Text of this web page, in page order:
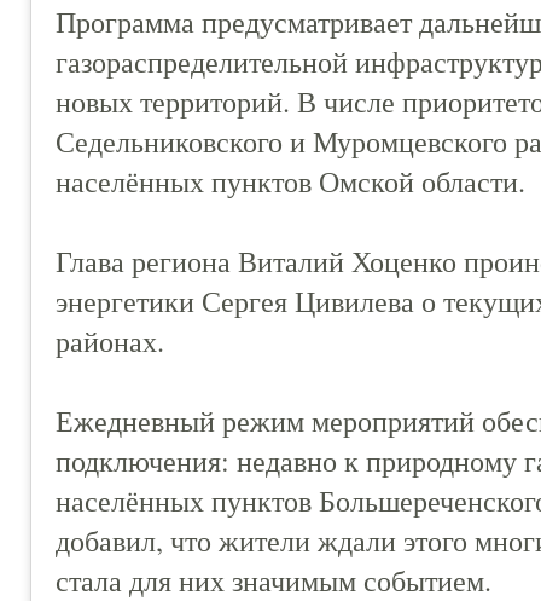
Программа предусматривает
газораспределительной
новых территорий. В числе
Седельниковского и Муромцевского
населённых пунктов Омской области.
Глава региона Виталий Хоценко
энергетики Сергея Цивилева о
районах.
Ежедневный режим мероприятий
подключения: недавно к природному
населённых пунктов
добавил, что жители ждали этого
стала для них значимым событием.